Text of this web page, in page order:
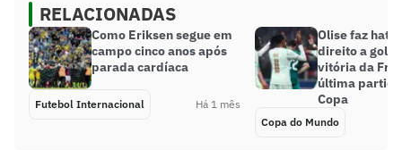
RELACIONADAS
Como Eriksen segue em
campo cinco anos após
parada cardíaca
Futebol Internacional Há 1 mês
Olise faz hat-
direito a
vitória da
última
Copa
Copa do Mundo